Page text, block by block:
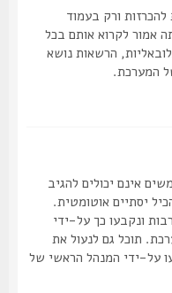
ורק בעמוד
לקרוא אותם בכל
הרשאות נושא
יכולים להגיב
אוטומטית.
ונקבעו כך על-ידי
גם לנעול את
ידי המנהל הראשי של